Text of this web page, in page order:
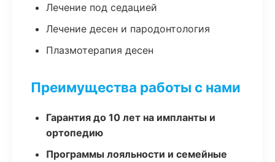
Лечение под седацией
Лечение десен и пародонтология
Плазмотерапия десен
Преимущества работы с нами
Гарантия до 10 лет на импланты и
ортопедию
Программы лояльности и семейные